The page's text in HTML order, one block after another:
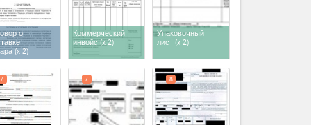
о
(x 2)
Коммерческий
инвойс(x 2)
Упаковочный
лист (x 2)
7 7 8